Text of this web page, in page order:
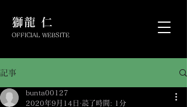
​獅龍 仁
OFFICIAL WEBSITE
記事
bunta00127
2020年9月14日
読了時間: 1分